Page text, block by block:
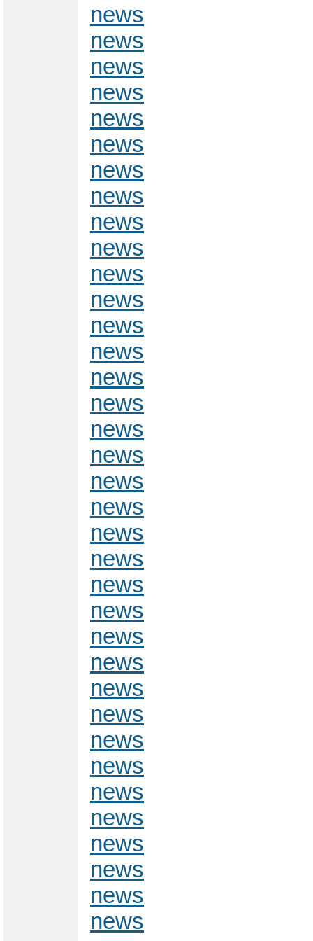
news
news
news
news
news
news
news
news
news
news
news
news
news
news
news
news
news
news
news
news
news
news
news
news
news
news
news
news
news
news
news
news
news
news
news
news